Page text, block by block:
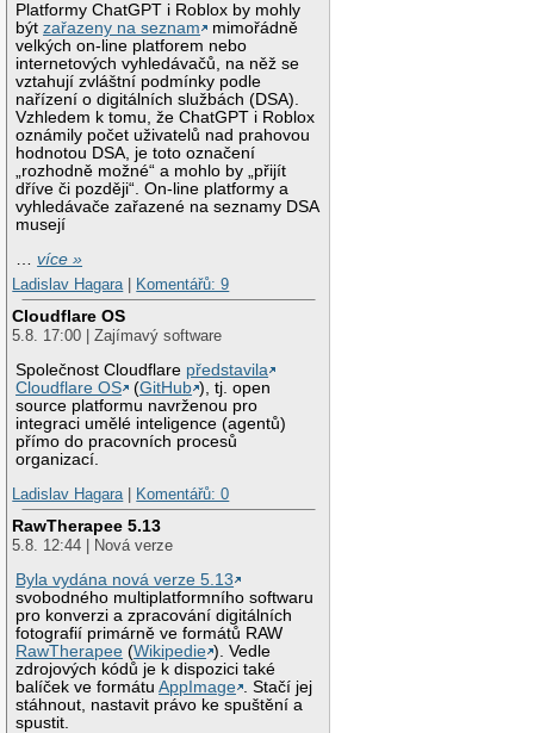
Platformy ChatGPT i Roblox by mohly
býtzařazeny na seznam
mimořádně
velkých on-line platforem nebo
internetových vyhledávačů, na něž se
vztahují zvláštní podmínky podle
nařízení o digitálních službách (DSA).
Vzhledem k tomu, že ChatGPT i Roblox
oznámily počet uživatelů nad prahovou
hodnotou DSA, je toto označení
„rozhodně možné“ a mohlo by „přijít
dříve či později“. On-line platformy a
vyhledávače zařazené na seznamy DSA
musejí
…více »
Ladislav Hagara| Komentářů: 9
Cloudflare OS
5.8. 17:00 | Zajímavý software
Společnost Cloudflare představila
Cloudflare OS
(GitHub ), tj. open
source platformu navrženou pro
integraci umělé inteligence (agentů)
přímo do pracovních procesů
organizací.
Ladislav Hagara| Komentářů: 0
RawTherapee 5.13
5.8. 12:44 | Nová verze
Byla vydána nová verze 5.13
svobodného multiplatformního softwaru
pro konverzi a zpracování digitálních
fotografií primárně ve formátů RAW
RawTherapee (Wikipedie ). Vedle
zdrojových kódů je k dispozici také
balíček ve formátuAppImage
. Stačí jej
stáhnout, nastavit právo ke spuštění a
spustit.